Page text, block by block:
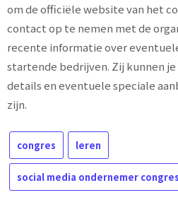
om de officiële website van het
contact op te nemen met de
recente informatie over
startende bedrijven. Zij kunnen
details en eventuele speciale
zijn.
congres leren
social media ondernemer